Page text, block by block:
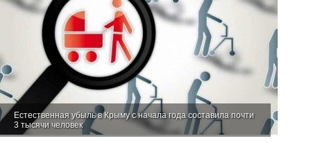
Естественная убыль в Крыму с начала года составила почти
3 тысячи человек